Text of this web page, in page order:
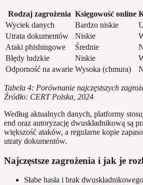
Rodzaj zagrożenia Księgowość online
Wyciek danych
Bardzo niskie
Utrata dokumentów
Niskie
Ataki phishingowe
Średnie
Błędy ludzkie
Niskie
Odporność na awarie Wysoka (chmura)
Tabela 4: Porównanie najczęstszych
Źródło: CERT Polska, 2024
Według aktualnych danych, platformy
end oraz autoryzację dwuskładnikową są
większość ataków, a regularne kopie
utraty dokumentów.
Najczęstsze zagrożenia i jak je
Słabe hasła i brak